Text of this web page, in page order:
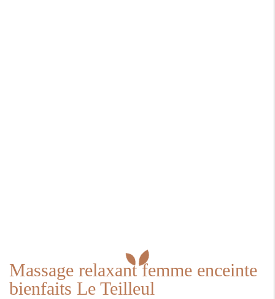
Massage relaxant femme enceinte
bienfaits Le Teilleul